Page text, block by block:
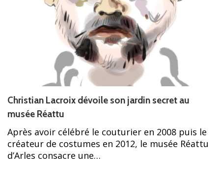
Christian Lacroix dévoile son jardin secret au
musée Réattu
Après avoir célébré le couturier en 2008 puis le
créateur de costumes en 2012, le musée Réattu
d’Arles consacre une…